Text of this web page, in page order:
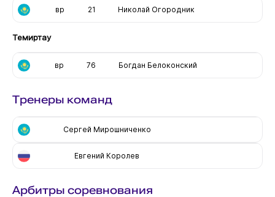
вр 21 Николай Огородник
Темиртау
вр 76 Богдан Белоконский
Тренеры команд
Сергей Мирошниченко
Евгений Королев
Арбитры соревнования